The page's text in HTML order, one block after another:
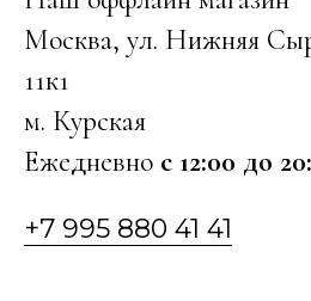
Москва, ул. Нижняя
11к1
м. Курская
Ежедневно с 12:00 до
+7 995 880 41 41